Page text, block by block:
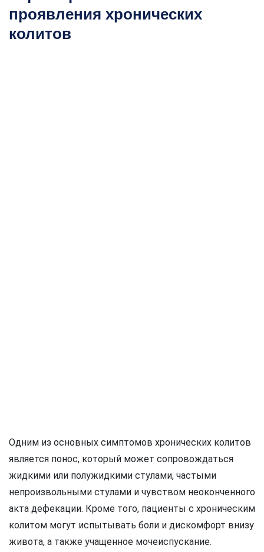
проявления хронических
колитов
Одним из основных симптомов хронических колитов
является понос, который может сопровождаться
жидкими или полужидкими стулами, частыми
непроизвольными стулами и чувством неоконченного
акта дефекации. Кроме того, пациенты с хроническим
колитом могут испытывать боли и дискомфорт внизу
живота, а также учащенное мочеиспускание.